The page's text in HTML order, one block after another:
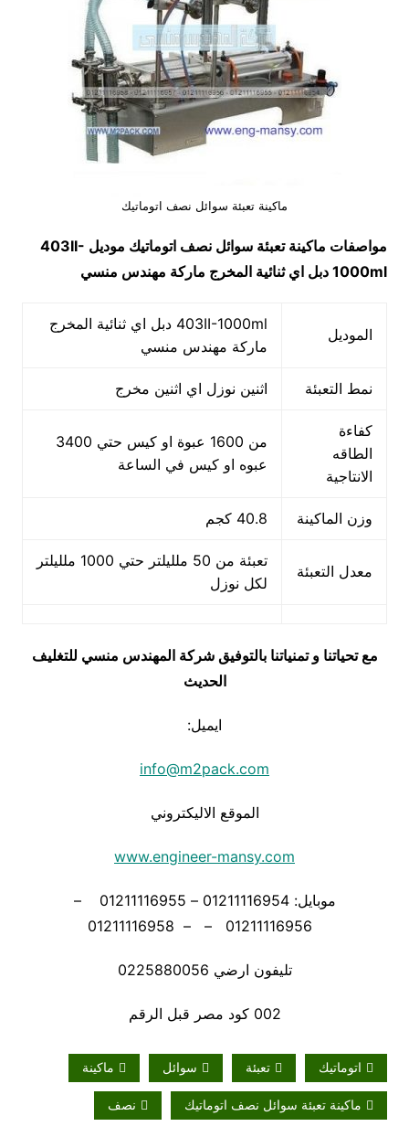
ماكينة تعبئة سوائل نصف اتوماتيك
مواصفات ماكينة تعبئة سوائل نصف اتوماتيك موديل 403II-
1000mlدبل اي ثنائية المخرج ماركة مهندس منسي
الموديل
403II-1000ml دبل اي ثنائية المخرج
ماركة مهندس منسي
نمط التعبئة اثنين نوزل اي اثنين مخرج
كفاءة
الطاقه
الانتاجية
من 1600 عبوة او كيس حتي 3400
عبوه او كيس في الساعة
وزن الماكينة 40.8 كجم
معدل التعبئة
تعبئة من 50 ملليلتر حتي 1000 ملليلتر
لكل نوزل
مع تحياتنا و تمنياتنا بالتوفيق شركة المهندس منسي للتغليف
الحديث
ايميل:
info@m2pack.com
الموقع الاليكتروني
www.engineer-mansy.com
موبايل: 01211116954 – 01211116955 –
تليفون ارضي 0225880056
002 كود مصر قبل الرقم
اتوماتيك تعبئة سوائل ماكينة
ماكينة تعبئة سوائل نصف اتوماتيك نصف